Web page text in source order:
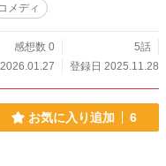
コメディ
感想数 0
5話
登録日 2025.11.28
お気に入り追加 6